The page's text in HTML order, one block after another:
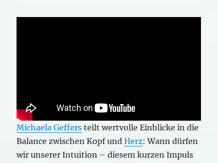
Michaela Geffers teilt wertvolle Einblicke in die
Balance zwischen Kopf undHerz: Wann dürfen
wir unserer Intuition – diesem kurzen Impuls